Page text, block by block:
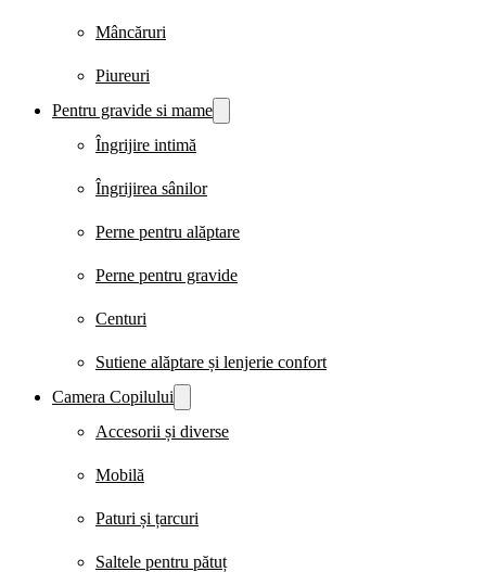
Mâncăruri
Piureuri
Pentru gravide si mame
Îngrijire intimă
Îngrijirea sânilor
Perne pentru alăptare
Perne pentru gravide
Centuri
Sutiene alăptare și lenjerie confort
Camera Copilului
Accesorii și diverse
Mobilă
Paturi și țarcuri
Saltele pentru pătuț